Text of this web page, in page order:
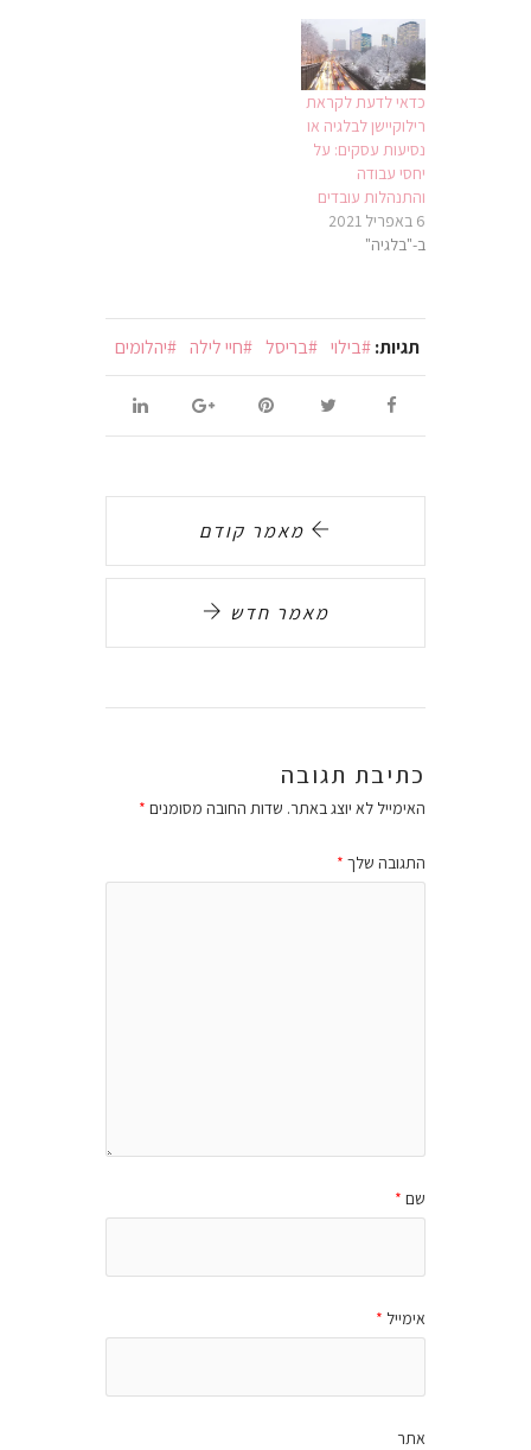
כדאי לדעת לקראת
רילוקיישן לבלגיה או
נסיעות עסקים: על
יחסי עבודה
והתנהלות עובדים
6 באפריל 2021
ב-"בלגיה"
תגיות: בילוי בריסל חיי לילה יהלומים
מאמר קודם
מאמר חדש
כתיבת תגובה
האימייל לא יוצג באתר. שדות החובה מסומנים *
התגובה שלך *
שם *
אימייל *
אתר